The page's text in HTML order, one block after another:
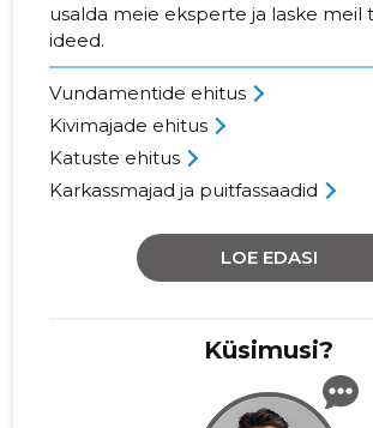
usalda meie eksperte ja laske meil
ideed.
Vundamentide ehitus
Kivimajade ehitus
Katuste ehitus
Karkassmajad ja puitfassaadid
LOE EDASI
Küsimusi?